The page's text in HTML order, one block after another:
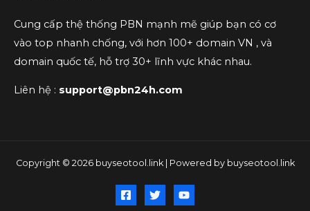
Cung cấp thệ thống PBN mạnh mẽ giúp bạn có cơ
vào top nhanh chống, với hơn 100+ domain VN , và
domain quốc tế, hỗ trợ 30+ lĩnh vực khác nhau.
Liên hệ : support@pbn24h.com
Copyright © 2026 buyseotool.link | Powered by buyseotool.link